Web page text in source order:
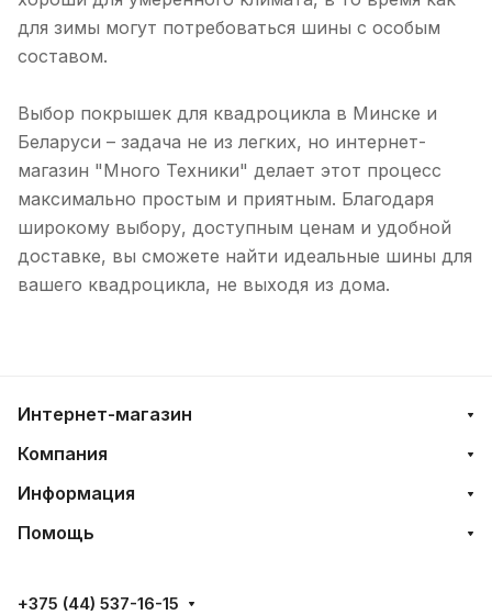
для зимы могут потребоваться шины с особым
составом.
Выбор покрышек для квадроцикла в Минске и
Беларуси – задача не из легких, но интернет-
магазин "Много Техники" делает этот процесс
максимально простым и приятным. Благодаря
широкому выбору, доступным ценам и удобной
доставке, вы сможете найти идеальные шины для
вашего квадроцикла, не выходя из дома.
Интернет-магазин
Компания
Информация
Помощь
+375 (44) 537-16-15